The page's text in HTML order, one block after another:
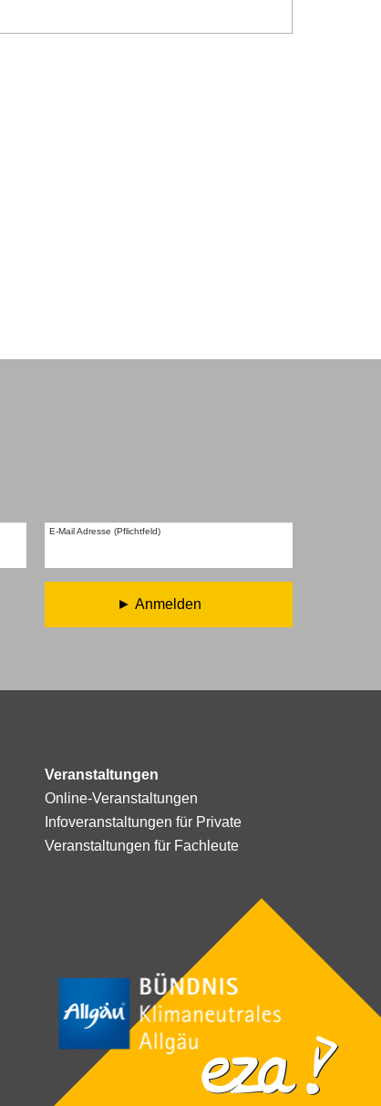
E-Mail Adresse (Pflichtfeld)
Anmelden
Veranstaltungen
Online-Veranstaltungen
Infoveranstaltungen für Private
Veranstaltungen für Fachleute